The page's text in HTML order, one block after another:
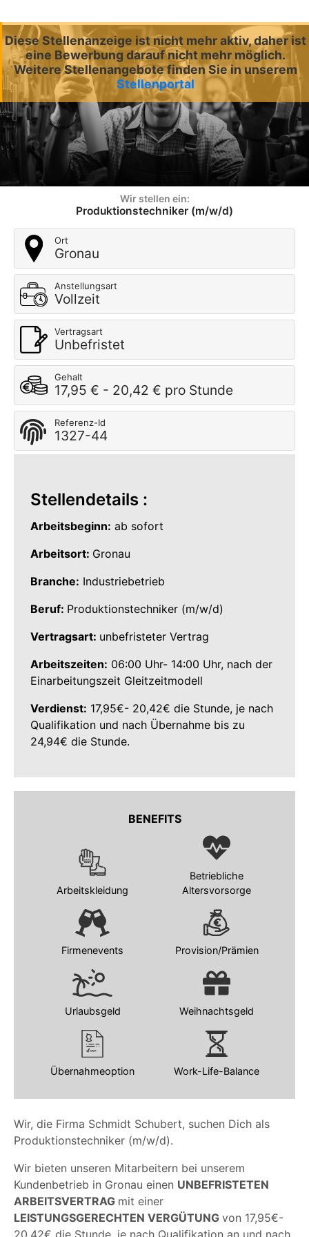
Diese Stellenanzeige ist nicht mehr aktiv, daher ist
eine Bewerbung darauf nicht mehr möglich.
Weitere Stellenangebote finden Sie in unserem
Stellenportal
Wir stellen ein:
Produktionstechniker (m/w/d)
Ort
Gronau
Anstellungsart
Vollzeit
Vertragsart
Unbefristet
Gehalt
17,95 € - 20,42 € pro Stunde
Referenz-Id
1327-44
Wir, die Firma Schmidt Schubert, suchen Dich als
Produktionstechniker (m/w/d).
Wir bieten unseren Mitarbeitern bei unserem
Kundenbetrieb in Gronau einen UNBEFRISTETEN
ARBEITSVERTRAG mit einer
LEISTUNGSGERECHTEN VERGÜTUNG von 17,95€-
Stellendetails :
Arbeitsbeginn: ab sofort
Arbeitsort: Gronau
Branche: Industriebetrieb
Beruf: Produktionstechniker (m/w/d)
Vertragsart: unbefristeter Vertrag
Arbeitszeiten: 06:00 Uhr- 14:00 Uhr, nach der
Einarbeitungszeit Gleitzeitmodell
Verdienst: 17,95€- 20,42€ die Stunde, je nach
Qualifikation und nach Übernahme bis zu
24,94€ die Stunde.
BENEFITS
Arbeitskleidung
Betriebliche
Altersvorsorge
Firmenevents Provision/Prämien
Urlaubsgeld Weihnachtsgeld
Übernahmeoption Work-Life-Balance